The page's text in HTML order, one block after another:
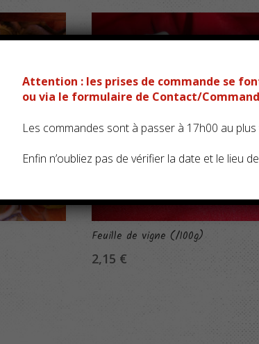
Feuille de vigne (/100g)
2,15 €
Attention : les prises de commande se
ou via le formulaire de Contact/
Les commandes sont à passer à 17h00 au
Enfin n’oubliez pas de vérifier la date et le lieu